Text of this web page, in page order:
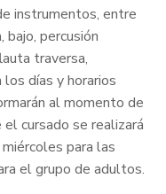
instrumentos, entre
bajo, percusión
traversa,
los días y horarios
al momento de
el cursado se realizará
para las
el grupo de adultos.